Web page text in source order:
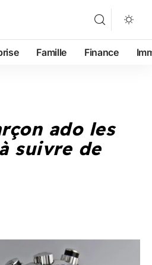
Famille Finance
ado les
suivre de